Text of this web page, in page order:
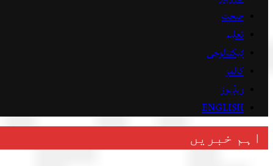
صحت
تعلیم
ٹیکنالوجی
کالمز
ویڈیوز
ENGLISH
اہم خبریں